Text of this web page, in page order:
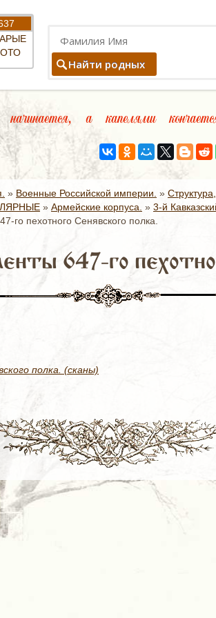
Найти родных
а капелями
» Военные Российской империи. »
» Армейские корпуса. » 3-й
го пехотного Сенявского полка.
647-го
полка. (сканы)